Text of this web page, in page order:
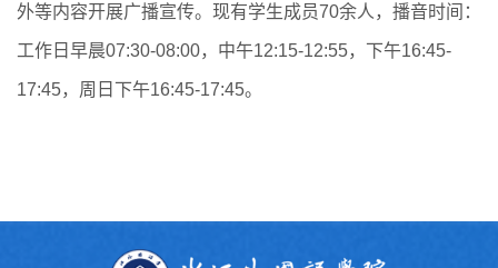
外等内容开展广播宣传。现有学生成员70余人，播音时间：
工作日早晨07:30-08:00，中午12:15-12:55，下午16:45-
17:45，周日下午16:45-17:45。